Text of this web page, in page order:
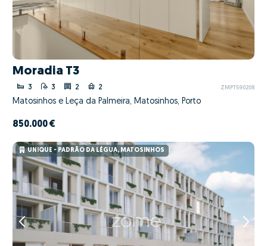
Moradia T3
3 3 2 2 ZMPT590208
Matosinhos e Leça da Palmeira, Matosinhos, Porto
850.000 €
UNIQUE - PADRÃO DA LÉGUA, MATOSINHOS